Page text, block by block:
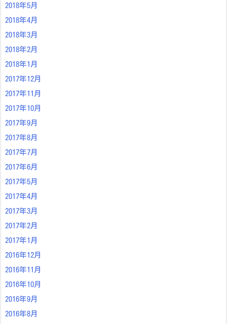
2018年5月
2018年4月
2018年3月
2018年2月
2018年1月
2017年12月
2017年11月
2017年10月
2017年9月
2017年8月
2017年7月
2017年6月
2017年5月
2017年4月
2017年3月
2017年2月
2017年1月
2016年12月
2016年11月
2016年10月
2016年9月
2016年8月